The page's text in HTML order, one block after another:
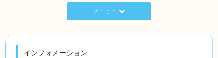
メニュー
インフォメーション